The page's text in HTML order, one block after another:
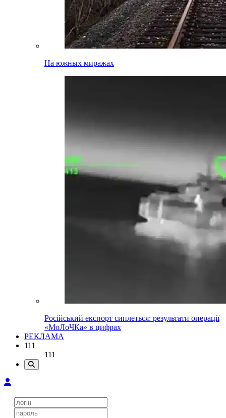
На южных миражах
Російський експорт сиплеться: результати операції
«МоЛоЧКа» в цифрах
РЕКЛАМА
111
111